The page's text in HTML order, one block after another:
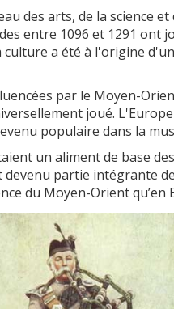
des arts, de la science
entre 1096 et 1291
a été à l'origine
par le Moyen-
joué.
populaire dans la
un aliment de base
partie intégrante
du Moyen-Orient qu’en